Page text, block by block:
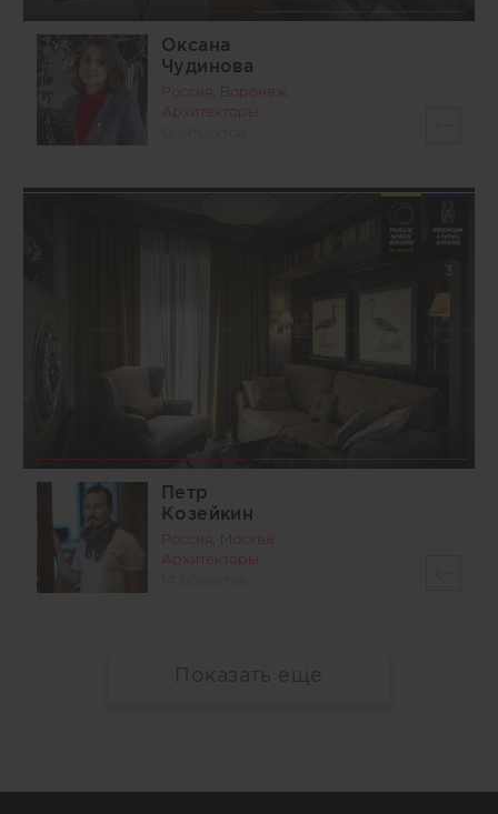
Оксана
Чудинова
Россия, Воронеж
Архитекторы
3
Петр
Козейкин
Россия, Москва
Архитекторы